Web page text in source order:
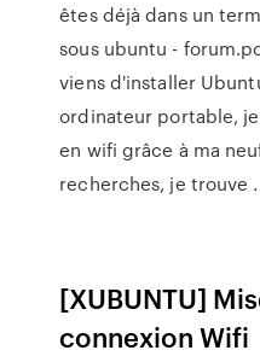
êtes déjà dans un
sous ubuntu -
viens d'installer
ordinateur portable,
en wifi grâce à ma
recherches, je trouve
[XUBUNTU]
connexion Wifi